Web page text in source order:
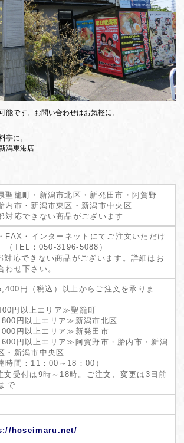
能です。お問い合わせはお気軽に。
亭に。
潟東港店
聖籠町・新潟市北区・新発田市・阿賀野
内市・新潟市東区・新潟市中央区
対応できない商品がございます
FAX・インターネットにてご注文いただけ
（TEL：050-3196-5088）
対応できない商品がございます。詳細はお
わせ下さい。
円（税込）以上からご注文を承りま
円以上エリア≫聖籠町
円以上エリア≫新潟市北区
円以上エリア≫新発田市
円以上エリア≫阿賀野市・胎内市・新潟
・新潟市中央区
時間：11：00～18：00）
文受付は9時～18時。ご注文、変更は3日前
で
hoseimaru.net/